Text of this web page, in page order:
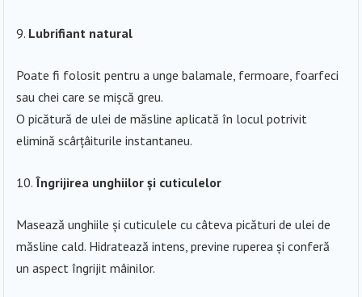
Lubrifiant natural
Poate fi folosit pentru a unge balamale, fermoare, foarfeci
sau chei care se mișcă greu.
O picătură de ulei de măsline aplicată în locul potrivit
elimină scârțâiturile instantaneu.
Îngrijirea unghiilor și cuticulelor
Masează unghiile și cuticulele cu câteva picături de ulei de
măsline cald. Hidratează intens, previne ruperea și conferă
un aspect îngrijit mâinilor.